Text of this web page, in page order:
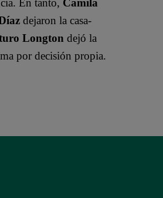
dejaron la casa-
Longton dejó la
por decisión propia.